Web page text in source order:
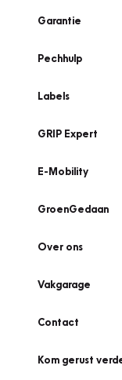
Garantie
Pechhulp
Labels
GRIP Expert
E-Mobility
GroenGedaan
Over ons
Vakgarage
Contact
Kom gerust